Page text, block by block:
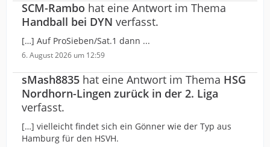
SCM-Rambo hat eine Antwort im Thema
Handball bei DYN verfasst.
[…] Auf ProSieben/Sat.1 dann ...
6. August 2026 um 12:59
sMash8835 hat eine Antwort im Thema HSG
Nordhorn-Lingen zurück in der 2. Liga
verfasst.
[…] vielleicht findet sich ein Gönner wie der Typ aus
Hamburg für den HSVH.